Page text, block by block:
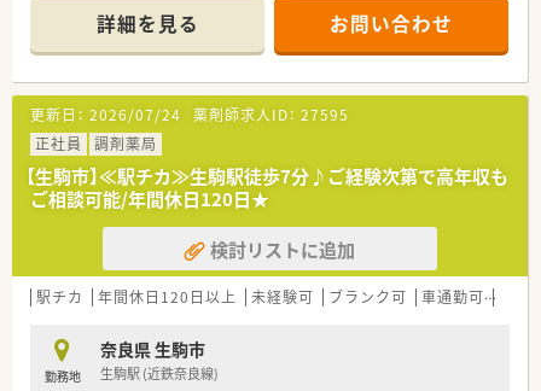
＊------------------------------------------＊
【店舗情報と応需状況について】
■最寄り駅の改札を出てから徒歩1分という非常にアクセスの良
い立地にあり、毎日の通勤がとても快適です。
■近隣の総合病院からの処方箋をメインに応需しており、1日あ
たり80枚から100枚の枚数に対応しています。
■内科や呼吸器科など幅広い総合科目に対応し、約2500品目の
医薬品を取り扱っているためスキルを磨けます。
【求人情報について】
■これまでのご経験や前職での給与をしっかりと考慮し、年収
450万円から570万円の範囲で決定いたします。
■日曜日と祝日に加えてシフトによるお休みがあり、年間休日は
■年1回の昇給や年2回の賞与支給に加えて、退職金制度や各種
保険も完備されており安心して長く勤務できます。
詳細を見る お問い合わせ
更新日： 2026/07/24 薬剤師求人ID： 27595
正社員
調剤薬局
【生駒市】≪駅チカ≫生駒駅徒歩7分♪ご経験次第で高年収も
ご相談可能/年間休日120日★
検討リストに追加
駅チカ 年間休日120日以上 未経験可 ブランク可 車通勤可
勤務地
奈良県 生駒市
生駒駅 (近鉄奈良線)